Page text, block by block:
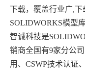
下载，覆盖行业广,
SOLIDWORKS模型库
智诚科技是
销商全国有9家分公
用、CSWP技术认证